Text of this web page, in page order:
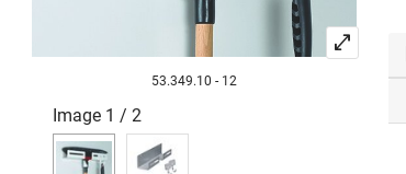
53.349.10 - 12
Image 1 / 2